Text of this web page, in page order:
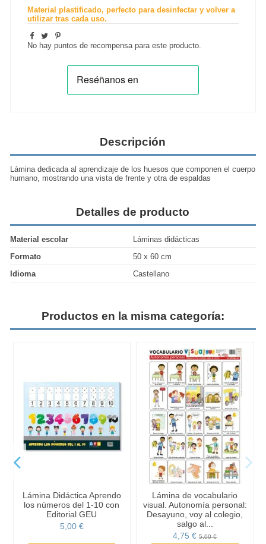
Material plastificado, perfecto para desinfectar y volver a
utilizar tras cada uso.
No hay puntos de recompensa para este producto.
Descripción
Lámina dedicada al aprendizaje de los huesos que componen el cuerpo
humano, mostrando una vista de frente y otra de espaldas
Detalles de producto
Material escolar
Láminas didácticas
Formato
50 x 60 cm
Idioma
Castellano
Productos en la misma categoría:
Lámina Didáctica Aprendo
los números del 1-10 con
Editorial GEU
5,00 €
Lámina de vocabulario
visual. Autonomía personal:
Desayuno, voy al colegio,
salgo al...
4,75 €5,00 €